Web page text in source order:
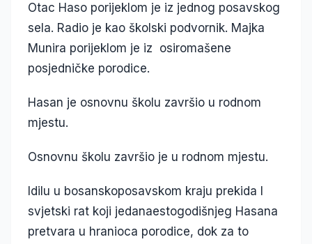
Otac Haso porijeklom je iz jednog posavskog
sela. Radio je kao školski podvornik. Majka
Munira porijeklom je iz osiromašene
posjedničke porodice.
Hasan je osnovnu školu završio u rodnom
mjestu.
Osnovnu školu završio je u rodnom mjestu.
Idilu u bosanskoposavskom kraju prekida I
svjetski rat koji jedanaestogodišnjeg Hasana
pretvara u hranioca porodice, dok za to